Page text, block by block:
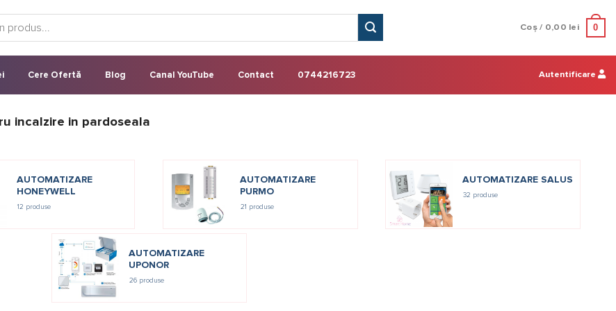
Coș / 0,00 lei 0
Cere Ofertă Blog Canal YouTube Contact 0744216723 Autentificare
incalzire in pardoseala
AUTOMATIZARE
HONEYWELL
12 produse
AUTOMATIZARE
PURMO
21 produse
AUTOMATIZARE SALUS
32 produse
AUTOMATIZARE
UPONOR
26 produse